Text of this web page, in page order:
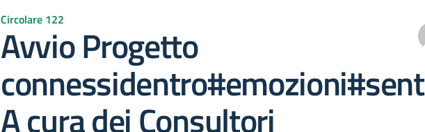
Circolare 122
Avvio Progetto
A cura dei Consultori